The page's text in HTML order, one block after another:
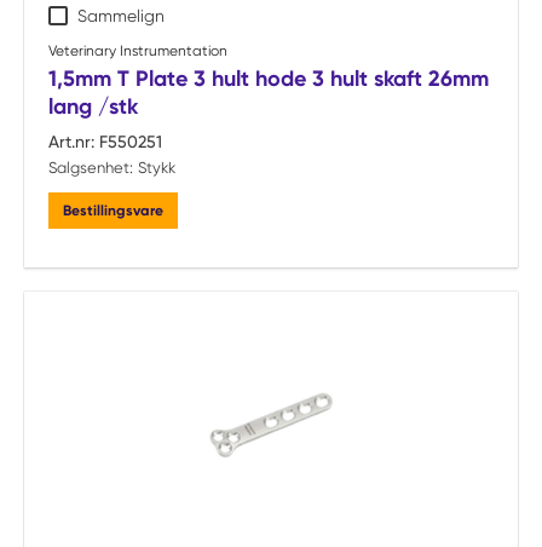
Sammelign
Veterinary Instrumentation
1,5mm T Plate 3 hult hode 3 hult skaft 26mm
lang /stk
Art.nr: F550251
Salgsenhet: Stykk
Bestillingsvare